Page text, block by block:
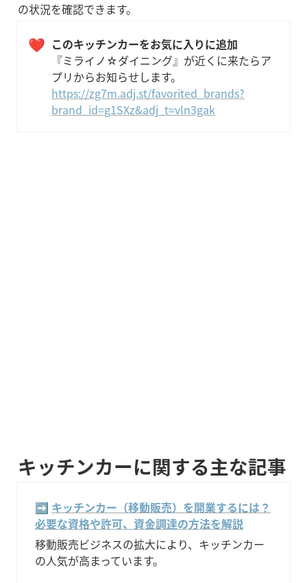
の状況を確認できます。
❤️
『ミライノ☆ダイニング』が近くに来たらア
プリからお知らせします。
https://zg7m.adj.st/favorited_brands?
brand_id=g1SXz&adj_t=vln3gak
キッチンカーに関する主な記事
➡️ キッチンカー（移動販売）を開業するには？
必要な資格や許可、資金調達の方法を解説
移動販売ビジネスの拡大により、キッチンカー
の人気が高まっています。